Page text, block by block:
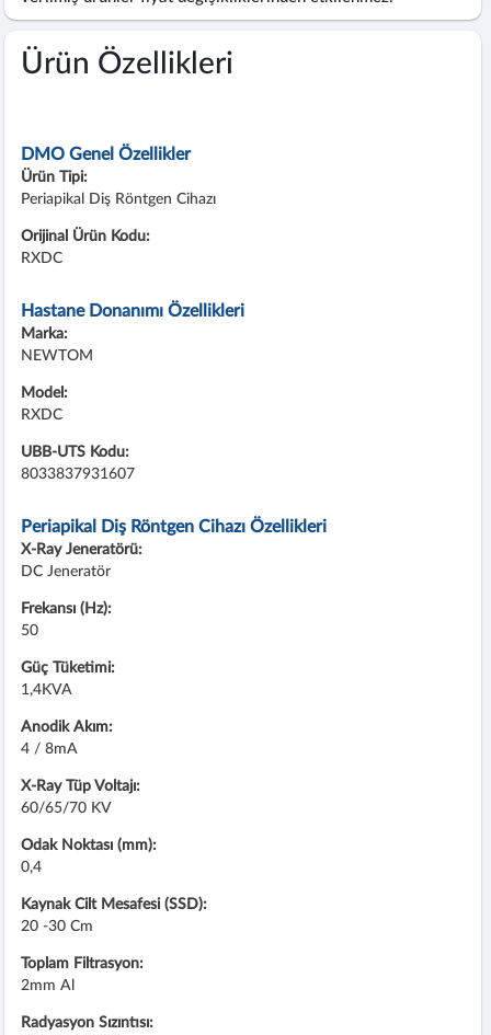
Ürün Özellikleri
DMO Genel Özellikler
Ürün Tipi:
Periapikal Diş Röntgen Cihazı
Orijinal Ürün Kodu:
RXDC
Hastane Donanımı Özellikleri
Marka:
NEWTOM
Model:
RXDC
UBB-UTS Kodu:
8033837931607
Periapikal Diş Röntgen Cihazı Özellikleri
X-Ray Jeneratörü:
DC Jeneratör
Frekansı (Hz):
50
Güç Tüketimi:
1,4KVA
Anodik Akım:
4 / 8mA
X-Ray Tüp Voltajı:
60/65/70 KV
Odak Noktası (mm):
0,4
Kaynak Cilt Mesafesi (SSD):
20 -30 Cm
Toplam Filtrasyon:
2mm Al
Radyasyon Sızıntısı: